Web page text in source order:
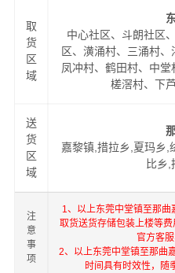
取
货
区
域
中心社区、斗朗社区
区、潢涌村、三涌村、
凤冲村、鹤田村、中堂
槎滘村、下
送
货
区
域
嘉黎镇,措拉乡,夏玛乡,
比乡,
注
意
事
项
1、以上东莞中堂镇至那
取货送货存储包装上楼等
官方客服
2、以上东莞中堂镇至那曲
时间具有时效性，随